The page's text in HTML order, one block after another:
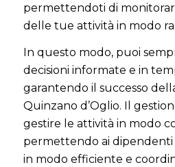
permettendoti di
delle tue attività in modo
In questo modo, puoi
decisioni informate e in
garantendo il successo
Quinzano d’Oglio. Il
gestire le attività in modo
permettendo ai dipendenti
in modo efficiente e